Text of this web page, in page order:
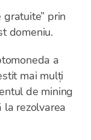
prin
domeniu.
a
mai mulți
de mining
la rezolvarea